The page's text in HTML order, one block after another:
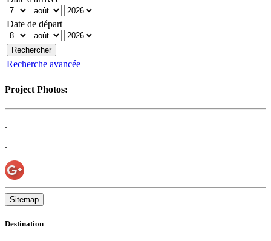
Date de départ
Recherche avancée
Project Photos:
.
.
Sitemap
Destination